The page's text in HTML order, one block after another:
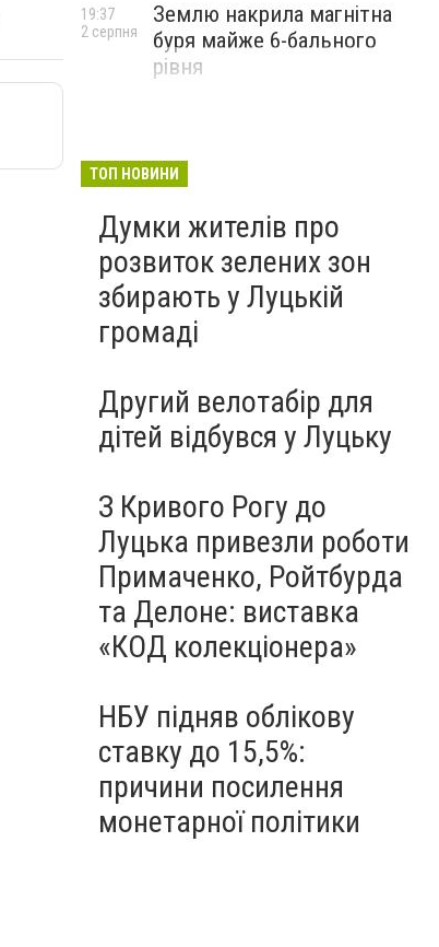
Землю накрила магнітна
буря майже 6-бального
рівня
19:37
2 серпня
ТОП НОВИНИ
Думки жителів про
розвиток зелених зон
збирають у Луцькій
громаді
Другий велотабір для
дітей відбувся у Луцьку
З Кривого Рогу до
Луцька привезли роботи
Примаченко, Ройтбурда
та Делоне: виставка
«КОД колекціонера»
НБУ підняв облікову
ставку до 15,5%:
причини посилення
монетарної політики